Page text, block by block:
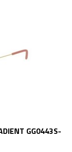
GG0443S-